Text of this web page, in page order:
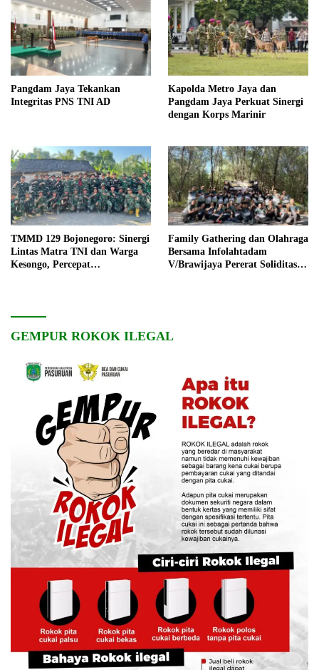
Pangdam Jaya Tekankan
Integritas PNS TNI AD
Kapolda Metro Jaya dan
Pangdam Jaya Perkuat Sinergi
dengan Korps Marinir
TMMD 129 Bojonegoro: Sinergi
Lintas Matra TNI dan Warga
Kesongo, Percepat
Family Gathering dan Olahraga
Bersama Infolahtadam
V/Brawijaya Pererat Soliditas
GEMPUR ROKOK ILEGAL